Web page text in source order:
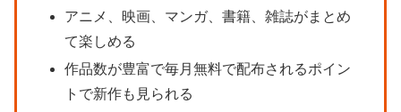
アニメ、映画、マンガ、書籍、雑誌がまとめ
て楽しめる
作品数が豊富で毎月無料で配布されるポイン
トで新作も見られる